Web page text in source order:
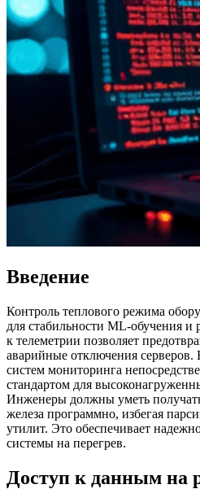
Введение
Контроль теплового режима
для стабильности ML-обучения
к телеметрии позволяет
аварийные отключения серверов.
систем мониторинга
стандартом для
Инженеры должны уметь
железа программно, избегая
утилит. Это обеспечивает
системы на перегрев.
Доступ к данным на